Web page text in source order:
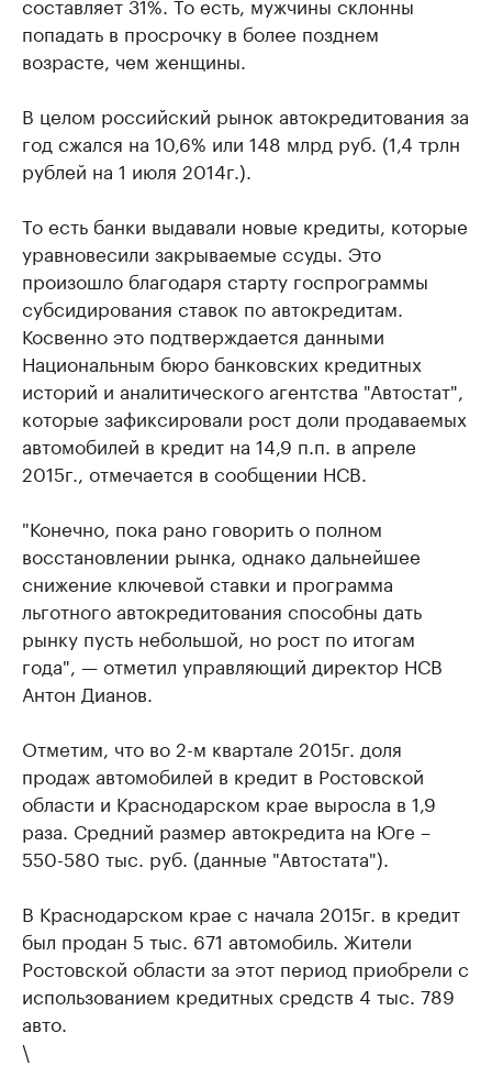
попадать в просрочку в более позднем
возрасте, чем женщины.
В целом российский рынок автокредитования за
год сжался на 10,6% или 148 млрд руб. (1,4 трлн
рублей на 1 июля 2014г.).
То есть банки выдавали новые кредиты, которые
уравновесили закрываемые ссуды. Это
произошло благодаря старту госпрограммы
субсидирования ставок по автокредитам.
Косвенно это подтверждается данными
Национальным бюро банковских кредитных
историй и аналитического агентства "Автостат",
которые зафиксировали рост доли продаваемых
автомобилей в кредит на 14,9 п.п. в апреле
2015г., отмечается в сообщении НСВ.
"Конечно, пока рано говорить о полном
восстановлении рынка, однако дальнейшее
снижение ключевой ставки и программа
льготного автокредитования способны дать
рынку пусть небольшой, но рост по итогам
года", — отметил управляющий директор НСВ
Антон Дианов.
Отметим, что во 2-м квартале 2015г. доля
продаж автомобилей в кредит в Ростовской
области и Краснодарском крае выросла в 1,9
раза. Средний размер автокредита на Юге –
550-580 тыс. руб. (данные "Автостата").
В Краснодарском крае с начала 2015г. в кредит
был продан 5 тыс. 671 автомобиль. Жители
Ростовской области за этот период приобрели с
использованием кредитных средств 4 тыс. 789
авто.
\